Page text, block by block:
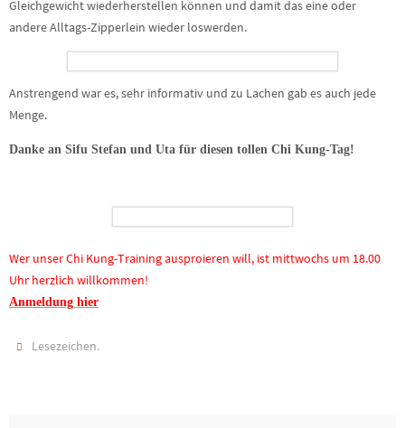
Gleichgewicht wiederherstellen können und damit das eine oder
andere Alltags-Zipperlein wieder loswerden.
Anstrengend war es, sehr informativ und zu Lachen gab es auch jede
Menge.
Danke an Sifu Stefan und Uta für diesen tollen Chi Kung-Tag!
Wer unser Chi Kung-Training ausproieren will, ist mittwochs um 18.00
Uhr herzlich willkommen!
Anmeldung hier
Lesezeichen.